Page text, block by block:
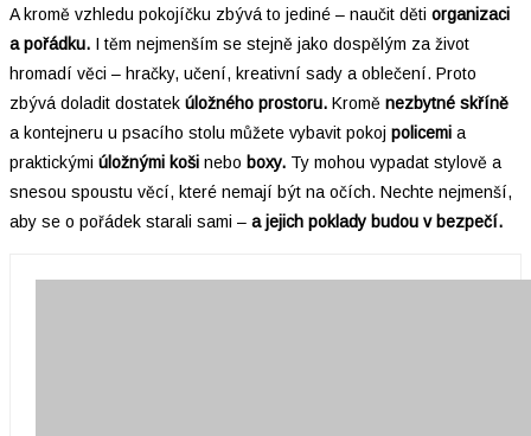
A kromě vzhledu pokojíčku zbývá to jediné – naučit děti organizaci
a pořádku. I těm nejmenším se stejně jako dospělým za život
hromadí věci – hračky, učení, kreativní sady a oblečení. Proto
zbývá doladit dostatek úložného prostoru. Kromě nezbytné skříně
a kontejneru u psacího stolu můžete vybavit pokoj policemi a
praktickými úložnými koši nebo boxy. Ty mohou vypadat stylově a
snesou spoustu věcí, které nemají být na očích. Nechte nejmenší,
aby se o pořádek starali sami – a jejich poklady budou v bezpečí.